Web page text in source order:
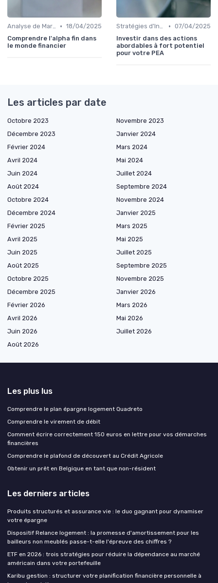
Analyse de Marché et Prévisions • 18/04/2025
Comprendre l'alpha fin dans
le monde financier
Stratégies d'Investissement en Bourse • 07/04/2025
Investir dans des actions
abordables à fort potentiel
pour votre PEA
Les articles par date
Octobre 2023
Novembre 2023
Décembre 2023
Janvier 2024
Février 2024
Mars 2024
Avril 2024
Mai 2024
Juin 2024
Juillet 2024
Août 2024
Septembre 2024
Octobre 2024
Novembre 2024
Décembre 2024
Janvier 2025
Février 2025
Mars 2025
Avril 2025
Mai 2025
Juin 2025
Juillet 2025
Août 2025
Septembre 2025
Octobre 2025
Novembre 2025
Décembre 2025
Janvier 2026
Février 2026
Mars 2026
Avril 2026
Mai 2026
Juin 2026
Juillet 2026
Août 2026
Les plus lus
Comprendre le plan épargne logement Quadreto
Comprendre le virement de débit
Comment écrire correctement 150 euros en lettre pour vos démarches
financières
Comprendre le plafond de découvert au Crédit Agricole
Obtenir un prêt en Belgique en tant que non-résident
Les derniers articles
Produits structurés et assurance vie : le duo gagnant pour dynamiser
votre épargne
Dispositif Relance logement : la promesse d'amortissement pour les
bailleurs non meublés passe-t-elle l'épreuve des chiffres ?
ETF en 2026 : trois stratégies pour réduire la dépendance au marché
américain dans votre portefeuille
Karibu gestion : structurer votre planification financière personnelle à